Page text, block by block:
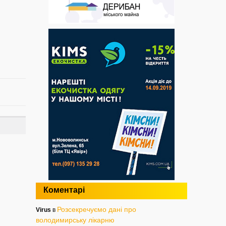
Коментарі
Virus в Розсекречуємо дані про
володимирську лікарню